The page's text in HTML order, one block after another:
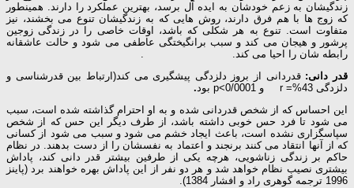
زندگیشان به زعم خودشان به ایده آل برسد، بهترین عملکرد را دارند. همینطور
که زوج ها با هم فرق دارند، روش هایی که به زندگیشان تنوع می بخشند، نیز
متفاوت است. تنوع به هر شکلی که باشد، اوقات خاصی را در زندگی زوجین
پرشور و هیجان می کند و سبب برانگیختگی عاطفی می شود و حالت عاشقانه
رابطه شان را احیا می کند. .
قدر دانی:قدردانی از بروز دلزدگی پیشگیری می کند(ارتباط بین قدرشناسی و
دلزدگی r =%43 و p<0/0001 بود
.
این احساس که از شخص قدردانی شده و به او احترام گذاشته شده است، سبب
می شود تا فرد حس خوبی داشته باشد، از طرف دیگر این حس که از شخص
سپاسگزاری نشده است، باعث ایجاد خشم می شود و سبب می شود از کسانی
که از آنها انتقاد می کنند برنجند و اعتماد به نفسشان را از دست بدهند. در نظام
حاکم بر زندگی زناشویی، هرچه یکی از طرفین بیشتر قدر دانی کند، پاداش
بیشتری نصیب نظام خواهد شد و هر دو نفر از این پاداش بهره خواهند برد (پاینز
1996 ترجمه گوهری راد و افشار 1384).